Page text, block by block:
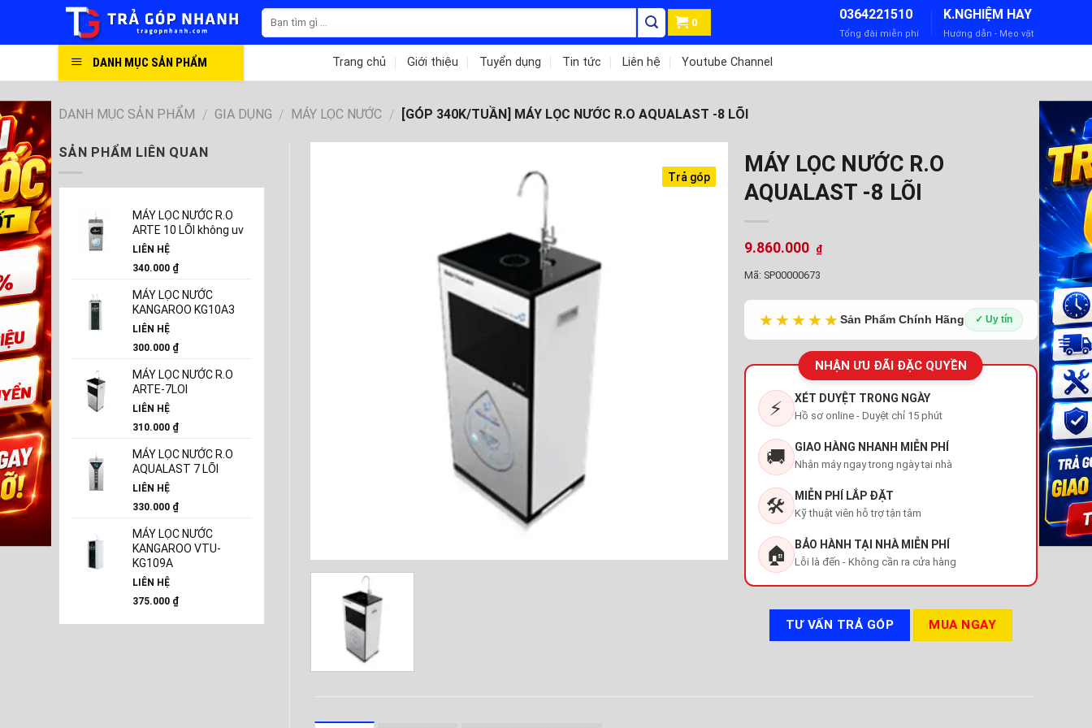
0
0364221510
Tổng đài miễn phí
K.NGHIỆM HAY
Hướng dẫn - Mẹo vặt
DANH MỤC SẢN PHẨM Trang chủ Giới thiệu Tuyển dụng Tin tức Liên hệ Youtube Channel
DANH MỤC SẢN PHẨM / GIA DỤNG / MÁY LỌC NƯỚC / [GÓP 340K/TUẦN] MÁY LỌC NƯỚC R.O AQUALAST -8 LÕI
Trả góp
MÁY LỌC NƯỚC R.O
AQUALAST -8 LÕI
9.860.000 ₫
Mã: SP00000673
★★★★★Sản Phẩm Chính Hãng ✓ Uy tín
NHẬN ƯU ĐÃI ĐẶC QUYỀN
⚡ XÉT DUYỆT TRONG NGÀY
Hồ sơ online - Duyệt chỉ 15 phút
🚚 GIAO HÀNG NHANH MIỄN PHÍ
Nhận máy ngay trong ngày tại nhà
🛠️ MIỄN PHÍ LẮP ĐẶT
Kỹ thuật viên hỗ trợ tận tâm
🏠 BẢO HÀNH TẠI NHÀ MIỄN PHÍ
Lỗi là đến - Không cần ra cửa hàng
TƯ VẤN TRẢ GÓP MUA NGAY
SẢN PHẨM LIÊN QUAN
MÁY LỌC NƯỚC R.O
ARTE 10 LÕI không uv
LIÊN HỆ
340.000 ₫
MÁY LỌC NƯỚC
KANGAROO KG10A3
LIÊN HỆ
300.000 ₫
MÁY LỌC NƯỚC R.O
ARTE-7LOI
LIÊN HỆ
310.000 ₫
MÁY LỌC NƯỚC R.O
AQUALAST 7 LÕI
LIÊN HỆ
330.000 ₫
MÁY LỌC NƯỚC
KANGAROO VTU-
KG109A
LIÊN HỆ
375.000 ₫